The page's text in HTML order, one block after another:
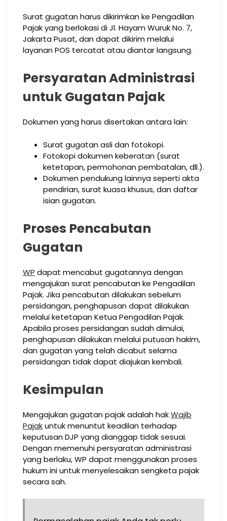
Surat gugatan harus dikirimkan ke Pengadilan
Pajak yang berlokasi di Jl. Hayam Wuruk No. 7,
Jakarta Pusat, dan dapat dikirim melalui
layanan POS tercatat atau diantar langsung.
Persyaratan Administrasi
untuk Gugatan Pajak
Dokumen yang harus disertakan antara lain:
Surat gugatan asli dan fotokopi.
Fotokopi dokumen keberatan (surat
ketetapan, permohonan pembatalan, dll.).
Dokumen pendukung lainnya seperti akta
pendirian, surat kuasa khusus, dan daftar
isian gugatan.
Proses Pencabutan
Gugatan
WP dapat mencabut gugatannya dengan
mengajukan surat pencabutan ke Pengadilan
Pajak. Jika pencabutan dilakukan sebelum
persidangan, penghapusan dapat dilakukan
melalui ketetapan Ketua Pengadilan Pajak.
Apabila proses persidangan sudah dimulai,
penghapusan dilakukan melalui putusan hakim,
dan gugatan yang telah dicabut selama
persidangan tidak dapat diajukan kembali.
Kesimpulan
Mengajukan gugatan pajak adalah hakWajib
Pajakuntuk menuntut keadilan terhadap
keputusan DJP yang dianggap tidak sesuai.
Dengan memenuhi persyaratan administrasi
yang berlaku, WP dapat menggunakan proses
hukum ini untuk menyelesaikan sengketa pajak
secara sah.